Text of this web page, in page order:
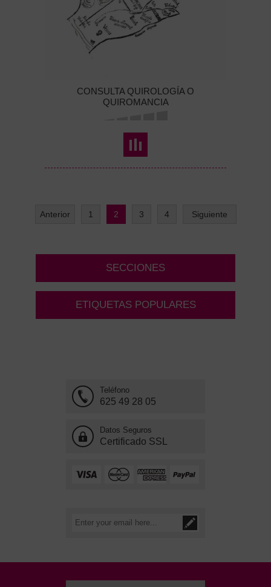
CONSULTA QUIROLOGÍA O
QUIROMANCIA
Anterior 1 2 3 4 Siguiente
SECCIONES
ETIQUETAS POPULARES
Teléfono
625 49 28 05
Datos Seguros
Certificado SSL